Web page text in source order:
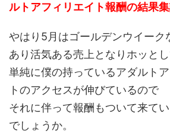
ルトアフィリエイト報酬の結果集
やはり5月はゴールデンウイーク
あり活気ある売上となりホッとし
単純に僕の持っているアダルト
トのアクセスが伸びているので
それに伴って報酬もついて来て
でしょうか。